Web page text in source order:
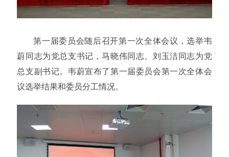
第一届委员会随后召开第一次全体会议，选举韦
蔚同志为党总支书记，马晓伟同志、刘玉洁同志为党
总支副书记。韦蔚宣布了第一届委员会第一次全体会
议选举结果和委员分工情况。